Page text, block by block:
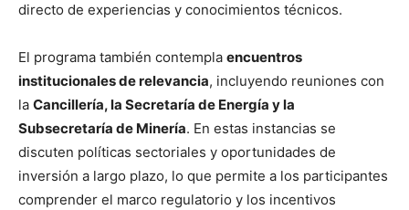
directo de experiencias y conocimientos técnicos.
El programa también contempla encuentros
institucionales de relevancia, incluyendo reuniones con
la Cancillería, la Secretaría de Energía y la
Subsecretaría de Minería. En estas instancias se
discuten políticas sectoriales y oportunidades de
inversión a largo plazo, lo que permite a los participantes
comprender el marco regulatorio y los incentivos